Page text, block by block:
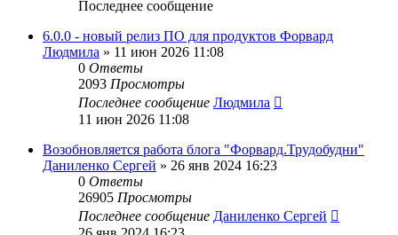
Последнее сообщение
6.0.0 - новый релиз ПО для продуктов Форвард
Людмила » 11 июн 2026 11:08
0 Ответы
2093 Просмотры
Последнее сообщение Людмила
11 июн 2026 11:08
Возобновляется работа блога "Форвард.Трудобудни"
Даниленко Сергей » 26 янв 2024 16:23
0 Ответы
26905 Просмотры
Последнее сообщение Даниленко Сергей